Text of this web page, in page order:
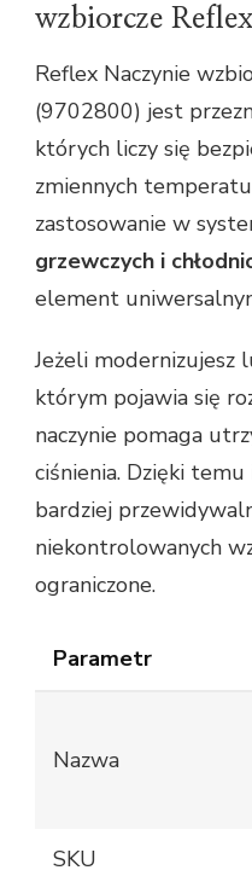
wzbiorcze
Reflex Naczynie
(9702800) jest
których liczy się
zmiennych
zastosowanie w
grzewczych i
element
Jeżeli modernizujesz
którym pojawia się
naczynie pomaga
ciśnienia. Dzięki
bardziej
niekontrolowanych
ograniczone.
Parametr
Nazwa
SKU